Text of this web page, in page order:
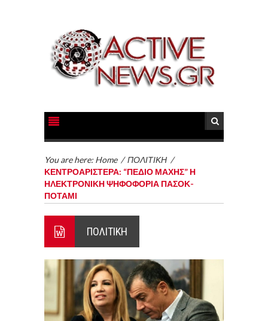
You are here: Home /ΠΟΛΙΤΙΚΗ /
ΚΕΝΤΡΟΑΡΙΣΤΕΡΑ: “ΠΕΔΙΟ ΜΑΧΗΣ” Η
ΗΛΕΚΤΡΟΝΙΚΗ ΨΗΦΟΦΟΡΙΑ ΠΑΣΟΚ-
ΠΟΤΑΜΙ
ΠΟΛΙΤΙΚΗ